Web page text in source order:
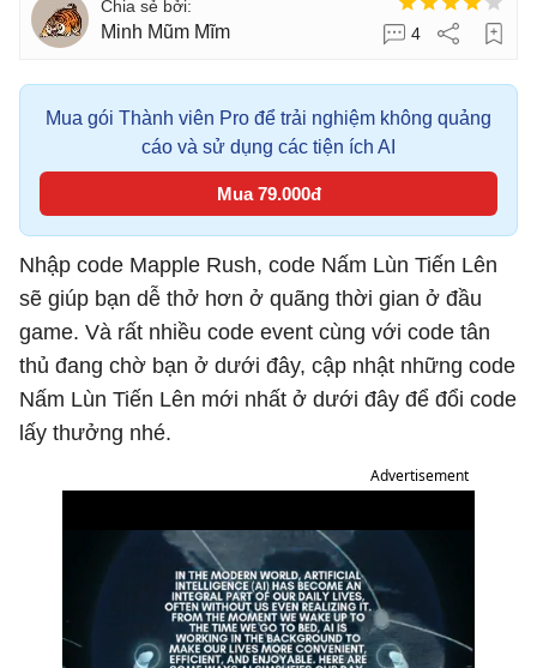
Minh Mũm Mĩm 4
Mua gói Thành viên Pro để trải nghiệm không quảng
cáo và sử dụng các tiện ích AI
Mua 79.000đ
Nhập code Mapple Rush, code Nấm Lùn Tiến Lên
sẽ giúp bạn dễ thở hơn ở quãng thời gian ở đầu
game. Và rất nhiều code event cùng với code tân
thủ đang chờ bạn ở dưới đây, cập nhật những code
Nấm Lùn Tiến Lên mới nhất ở dưới đây để đổi code
lấy thưởng nhé.
Advertisement